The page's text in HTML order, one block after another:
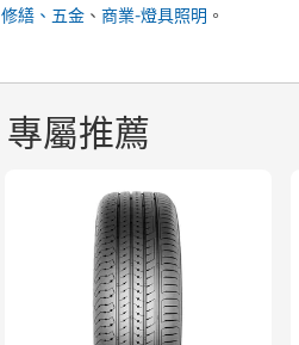
修繕、五金 、 商業-燈具照明 。
專屬推薦